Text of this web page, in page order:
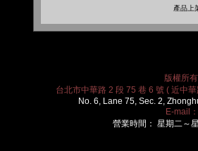
產品上
版權所
台北市中華路 2 段 75 巷 6 號 ( 近中
No. 6, Lane 75, Sec. 2,
E-mail：
營業時間： 星期二～